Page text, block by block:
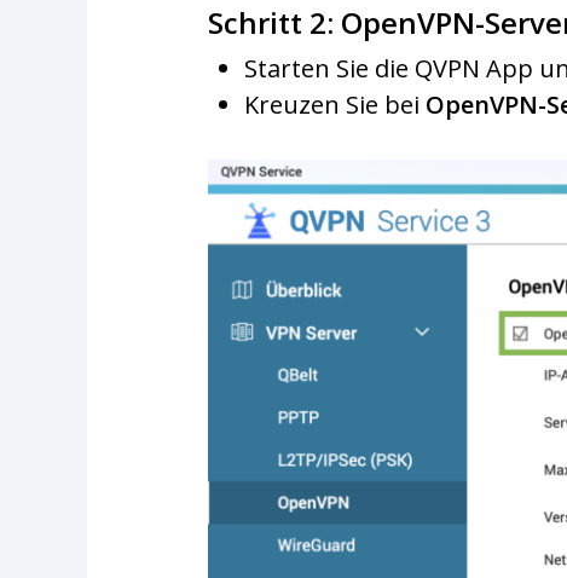
Schritt 2: OpenVPN-
Starten Sie die QVPN App
Kreuzen Sie bei OpenVPN-